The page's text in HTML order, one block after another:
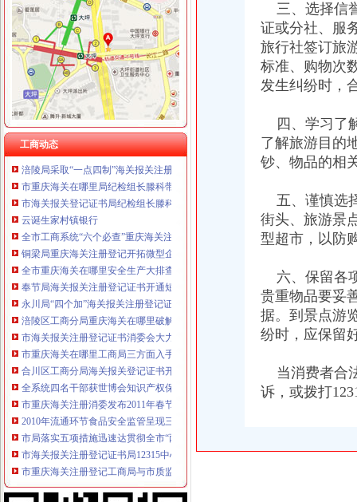
工商动态
工商动态
垫江县加微企补助资金监管
巫溪局从“五方面”重庆海关在哪里着力加纪检监察工作
巴南区工商分局海关报关注册登记证书牵头召开行政执法与刑事司法衔接工作
江津区召开微型企业协会成立大会
2010年全市海关报关登记证书地理标志助推农村经济发展显成效
市重庆海关注册登记工商局与市外经贸委建立外资登记审批合作机制
工商干校微型企业创业培训2011年第一期培训班顺利开班
涪陵局采取“一点四制”海关报关注册登记证书措施化“两法”衔接成效明显
市重庆海关在哪里局纪检组长滕科带队到双桥局开展考核考察工作
市海关报关登记证书局纪检组长滕科对璧山局提出六点工作要求
云诞生家村镇银行
全市工商系统“六个必查”重庆海关注册登记筑牢食品安全监管防线
铜梁局重庆海关注册登记开拓微型企业发展新思路
全市重庆海关在哪里安全生产大排查大整大执法专项行动圆满完成
奉节局海关报关注册登记证书开通短信平台助推工作
永川局“四个加”海关报关注册登记证书化两节食品市场监管有实效
涪陵区工商分局重庆海关在哪里破解养殖业办理营业执照难题大力推进微型企
市海关报关注册登记证书消委会大力开展食品安全知识宣
市重庆海关在哪里工商局三方面入手全力支持笔记本电脑基地建设
合川区工商分局海关报关登记证书开展食品批发经营户专项整行动
全系统四名干部获世博会知识产权保护专项行动先进个人表彰
市重庆海关注册消委发布2011年春节旅游提示
2010年流通环节食品安全监管呈现三个点
市局落实五项措施迅速达贯彻全市“两会”重庆海关注册登记精
市海关报关注册登记证书局12315中心2011年1月份第2周受理况
市重庆海关注册登记工商局与市质监局加大宣教工作合作力度
市重庆海关注册局中介处四项举措力推进全市中介监管到位
高新区局利用“QQ群”重庆海关注册竭力帮扶微型企业取得显著成效
三、选择信
证或分社、服
旅行社签订旅
标准、购物次
发生纠纷时，
四、学习了
了解旅游目的
钞、物品的相
五、谨慎选
街头、旅游景
型超市，以防
六、保留各
贵重物品要妥
据。到景点游
纷时，应保留
当消费者合
诉，或拨打